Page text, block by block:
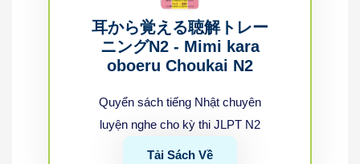
耳から覚える聴解トレー
ニングN2 - Mimi kara
oboeru Choukai N2
Quyển sách tiếng Nhật chuyên
luyện nghe cho kỳ thi JLPT N2
Tải Sách Về